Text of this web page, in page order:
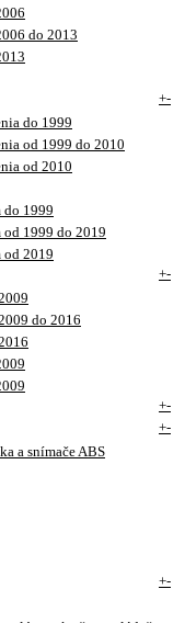
do 2013
+-
do 1999
od 1999 do 2010
od 2010
do 1999
1999 do 2019
od 2019
+-
do 2016
+-
+-
a snímače ABS
+-